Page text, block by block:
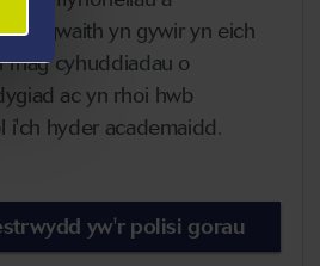
gwaith yn gywir yn eich
rhag cyhuddiadau o
ac yn rhoi hwb
i'ch hyder academaidd.
yw'r polisi gorau